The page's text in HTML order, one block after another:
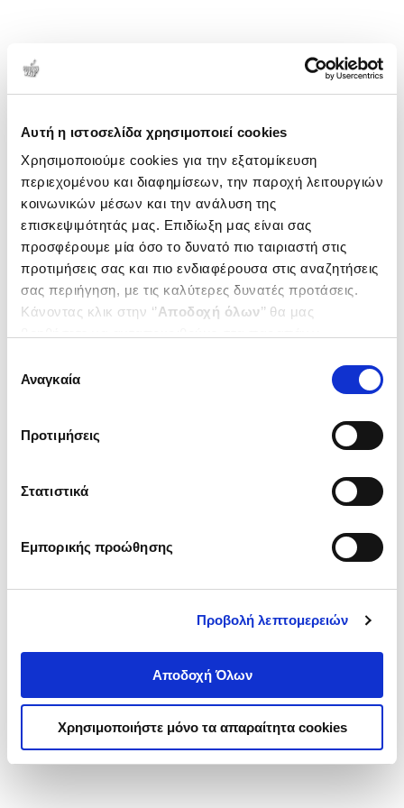
Αυτή η ιστοσελίδα χρησιμοποιεί cookies
Χρησιμοποιούμε cookies για την εξατομίκευση
περιεχομένου και διαφημίσεων, την παροχή λειτουργιών
κοινωνικών μέσων και την ανάλυση της
επισκεψιμότητάς μας. Επιδίωξη μας είναι σας
προσφέρουμε μία όσο το δυνατό πιο ταιριαστή στις
προτιμήσεις σας και πιο ενδιαφέρουσα στις αναζητήσεις
σας περιήγηση, με τις καλύτερες δυνατές προτάσεις.
Κάνοντας κλικ στην ‘’Αποδοχή όλων’’ θα μας
ενδιαφέρουν και να επιλέξετε από τα παρακάτω με την
΄΄και να ενημερωθείτε σχετικά με
συγκατάθεσης
Αναγκαία
Προτιμήσεις
Στατιστικά
Εμπορικής προώθησης
Προβολή λεπτομερειών
Αποδοχή Όλων
Χρησιμοποιήστε μόνο τα απαραίτητα cookies